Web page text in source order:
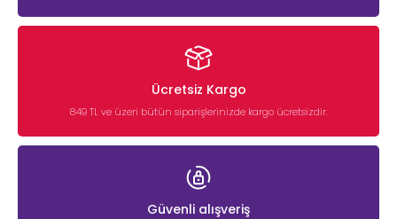
Ücretsiz Kargo
849 TL ve üzeri bütün siparişlerinizde kargo ücretsizdir.
Güvenli alışveriş